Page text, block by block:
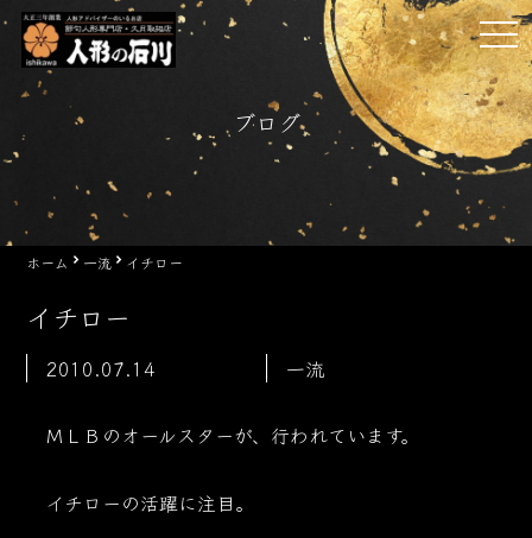
Skip
content
ブログ
ホーム 一流 イチロー
イチロー
2010.07.14 一流
ＭＬＢのオールスターが、行われています。
イチローの活躍に注目。